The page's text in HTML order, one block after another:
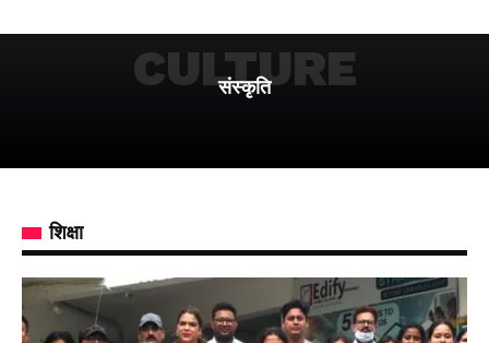
संस्कृति
CULTURE
शिक्षा